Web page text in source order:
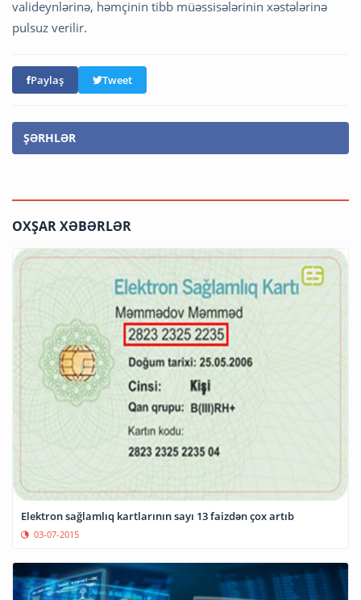
valideynlərinə, həmçinin tibb müəssisələrinin xəstələrinə
pulsuz verilir.
Paylaş Tweet
ŞƏRHLƏR
OXŞAR XƏBƏRLƏR
Elektron sağlamlıq kartlarının sayı 13 faizdən çox artıb
03-07-2015